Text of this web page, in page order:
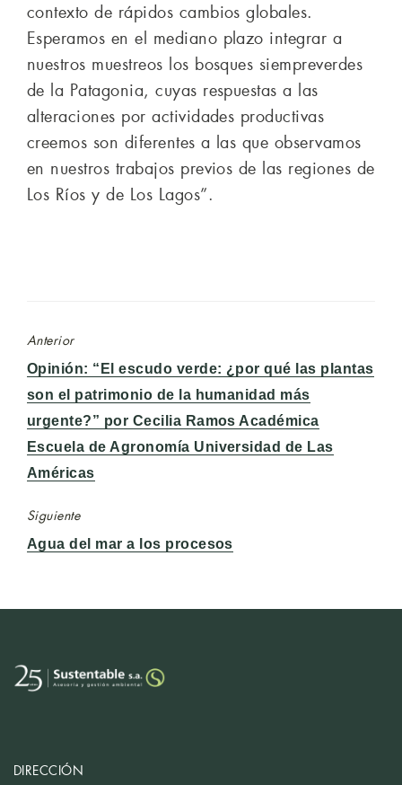
contexto de rápidos cambios globales.
Esperamos en el mediano plazo integrar a
nuestros muestreos los bosques siempreverdes
de la Patagonia, cuyas respuestas a las
alteraciones por actividades productivas
creemos son diferentes a las que observamos
en nuestros trabajos previos de las regiones de
Los Ríos y de Los Lagos”.
Anterior
Entrada
anterior:
Opinión: “El escudo verde: ¿por qué las plantas
son el patrimonio de la humanidad más
urgente?” por Cecilia Ramos Académica
Escuela de Agronomía Universidad de Las
Américas
Siguiente
Entrada
Agua del mar a los procesos
DIRECCIÓN